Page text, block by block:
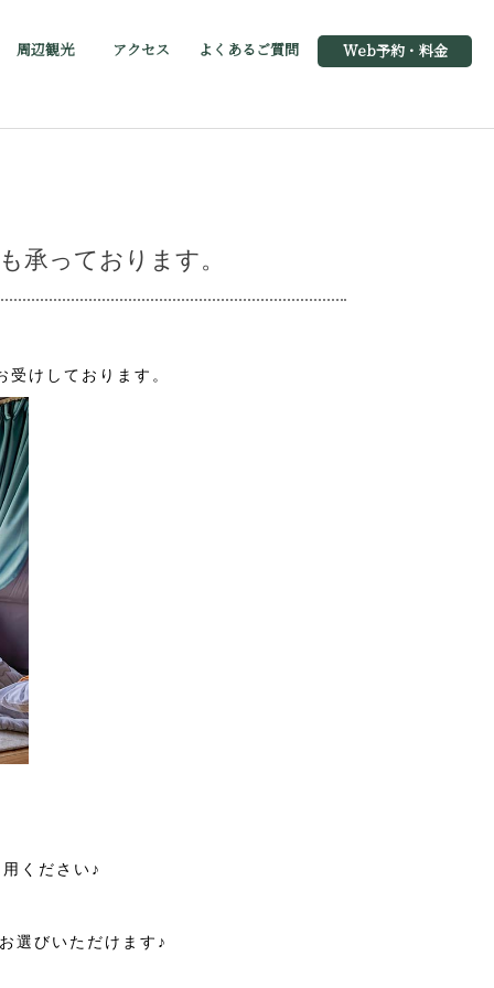
周辺観光 アクセス よくあるご質問 Web予約・料金
承っております。
けしております。
ください♪
選びいただけます♪